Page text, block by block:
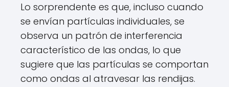
Lo sorprendente es que, incluso cuando
se envían partículas individuales, se
observa un patrón de interferencia
característico de las ondas, lo que
sugiere que las partículas se comportan
como ondas al atravesar las rendijas.